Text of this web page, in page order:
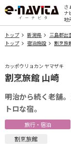
さ
ナ
地
トップ 新潟県 三島郡出
トップ
宿泊施設 割烹旅
カッポウリョカン ヤマザキ
割烹旅館 山崎
明治から続く老舗
トロな宿。
旅行・宿泊
割烹旅館